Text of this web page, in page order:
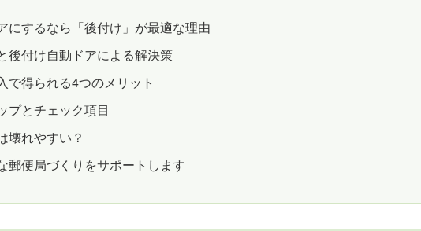
にするなら「後付け」が最適な理由
後付け自動ドアによる解決策
で得られる4つのメリット
プとチェック項目
壊れやすい？
郵便局づくりをサポートします